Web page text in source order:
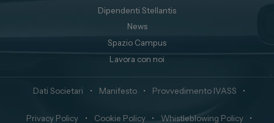
Dipendenti Stellantis
News
Spazio Campus
Lavora con noi
Dati Societari • Manifesto • Provvedimento IVASS •
Privacy Policy • Cookie Policy • Whistleblowing Policy •